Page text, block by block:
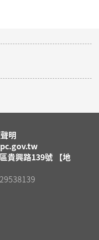
明
貴興路139號 【地